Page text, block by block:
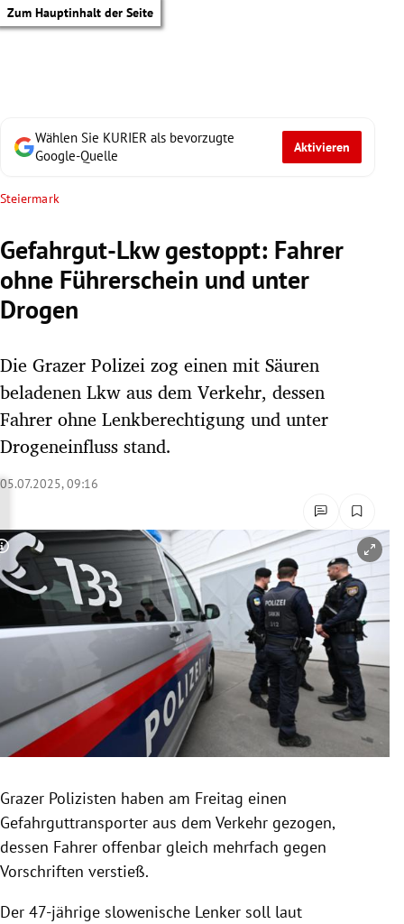
Zum Hauptinhalt der Seite
Untermenü
Untermenü
Untermenü
Untermenü
Untermenü
Untermenü
Wählen Sie KURIER als bevorzugte
Google-Quelle
Aktivieren
Steiermark
Gefahrgut-Lkw gestoppt: Fahrer
ohne Führerschein und unter
Drogen
Die Grazer Polizei zog einen mit Säuren
beladenen Lkw aus dem Verkehr, dessen
Fahrer ohne Lenkberechtigung und unter
Drogeneinfluss stand.
05.07.2025, 09:16
Copyright-Hinweis öffnen/schließen
Grazer Polizisten haben am Freitag einen
Gefahrguttransporter aus dem Verkehr gezogen,
dessen Fahrer offenbar gleich mehrfach gegen
Vorschriften verstieß.
Der 47-jährige slowenische Lenker soll laut